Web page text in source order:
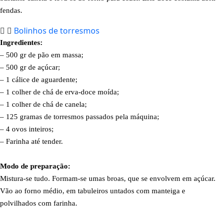
fendas.
Bolinhos de torresmos
Ingredientes:
– 500 gr de pão em massa;
– 500 gr de açúcar;
– 1 cálice de aguardente;
– 1 colher de chá de erva-doce moída;
– 1 colher de chá de canela;
– 125 gramas de torresmos passados pela máquina;
– 4 ovos inteiros;
– Farinha até tender.
Modo de preparação:
Mistura-se tudo. Formam-se umas broas, que se envolvem em açúcar.
Vão ao forno médio, em tabuleiros untados com manteiga e
polvilhados com farinha.